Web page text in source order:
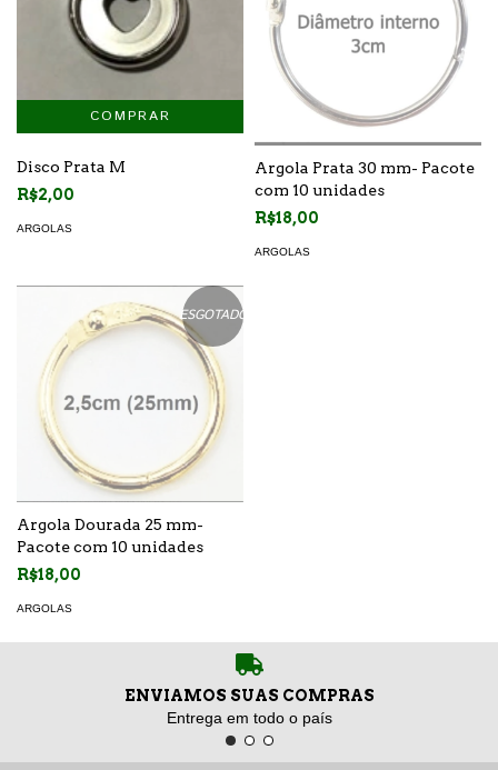
Disco Prata M
R$2,00
ARGOLAS
Argola Prata 30 mm- Pacote
com 10 unidades
R$18,00
ARGOLAS
ESGOTADO
Argola Dourada 25 mm-
Pacote com 10 unidades
R$18,00
ARGOLAS
ENVIAMOS SUAS COMPRAS
Entrega em todo o país